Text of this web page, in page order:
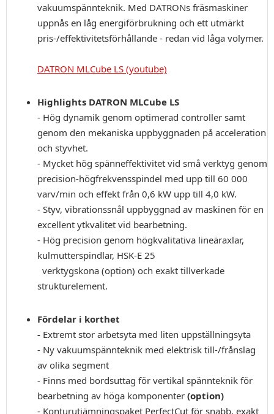
vakuumspännteknik. Med DATRONs fräsmaskiner
uppnås en låg energiförbrukning och ett utmärkt
pris-/effektivitetsförhållande - redan vid låga volymer.
DATRON MLCube LS (youtube)
Highlights DATRON MLCube LS
- Hög dynamik genom optimerad controller samt
genom den mekaniska uppbyggnaden på acceleration
och styvhet.
- Mycket hög spänneffektivitet vid små verktyg genom
precision-högfrekvensspindel med upp till 60 000
varv/min och effekt från 0,6 kW upp till 4,0 kW.
- Styv, vibrationssnål uppbyggnad av maskinen för en
excellent ytkvalitet vid bearbetning.
- Hög precision genom högkvalitativa lineäraxlar,
kulmutterspindlar, HSK-E 25
verktygskona (option) och exakt tillverkade
strukturelement.
Fördelar i korthet
- Extremt stor arbetsyta med liten uppställningsyta
- Ny vakuumspännteknik med elektrisk till-/frånslag
av olika segment
- Finns med bordsuttag för vertikal spännteknik för
bearbetning av höga komponenter (option)
- Konturutjämningspaket PerfectCut för snabb, exakt